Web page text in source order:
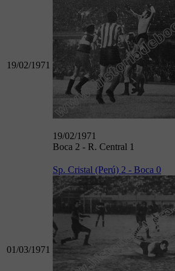
19/02/1971
19/02/1971
Boca 2 - R. Central 1
01/03/1971
Sp. Cristal (Perú) 2 - Boca 0